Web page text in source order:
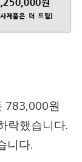
783,000원
락했습니다.
니다.